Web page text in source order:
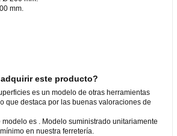
mm.
este producto?
es un modelo de otras herramientas
que destaca por las buenas valoraciones de
es . Modelo suministrado unitariamente
en nuestra ferretería.